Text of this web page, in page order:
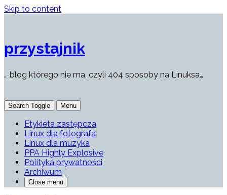
Skip to content
przystajnik
… blog którego nie ma, czyli 404 sposoby na Linuksa…
Search Toggle Menu
Etykieta zastępcza
Linux dla fotografa
Linux dla muzyka
PPA Highly Explosive
Polityka prywatności
Archiwum
Close menu